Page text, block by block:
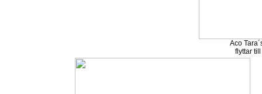
Aco
flyttar